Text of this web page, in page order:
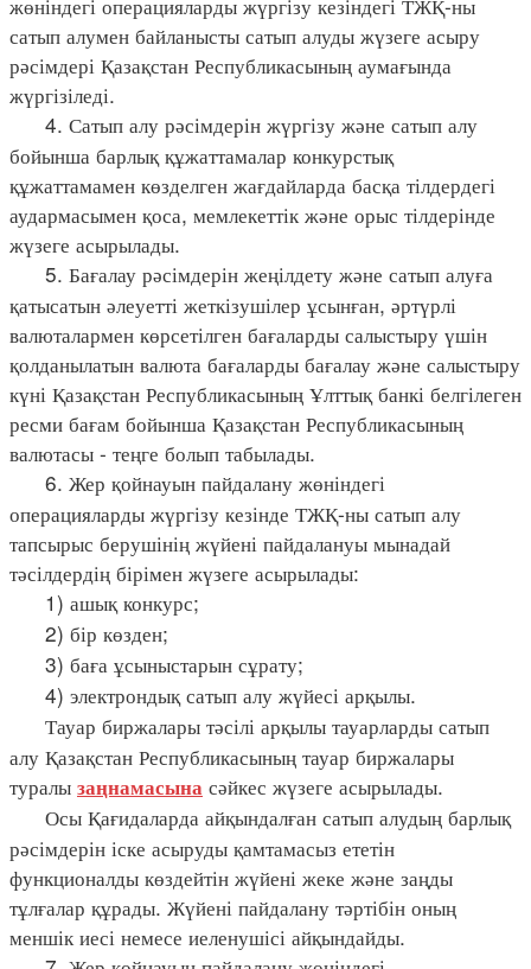
сатып алумен байланысты сатып алуды жүзеге асыру
рәсімдері Қазақстан Республикасының аумағында
жүргізіледі.
4. Сатып алу рәсімдерін жүргізу және сатып алу
бойынша барлық құжаттамалар конкурстық
құжаттамамен көзделген жағдайларда басқа тілдердегі
аудармасымен қоса, мемлекеттік және орыс тілдерінде
жүзеге асырылады.
5. Бағалау рәсімдерін жеңілдету және сатып алуға
қатысатын әлеуетті жеткізушілер ұсынған, әртүрлі
валюталармен көрсетілген бағаларды салыстыру үшін
қолданылатын валюта бағаларды бағалау және салыстыру
күні Қазақстан Республикасының Ұлттық банкі белгілеген
ресми бағам бойынша Қазақстан Республикасының
валютасы - теңге болып табылады.
6. Жер қойнауын пайдалану жөніндегі
операцияларды жүргізу кезінде ТЖҚ-ны сатып алу
тапсырыс берушінің жүйені пайдалануы мынадай
тәсілдердің бірімен жүзеге асырылады:
1) ашық конкурс;
2) бір көзден;
3) баға ұсыныстарын сұрату;
4) электрондық сатып алу жүйесі арқылы.
Тауар биржалары тәсілі арқылы тауарларды сатып
алу Қазақстан Республикасының тауар биржалары
туралы заңнамасына сәйкес жүзеге асырылады.
Осы Қағидаларда айқындалған сатып алудың барлық
рәсімдерін іске асыруды қамтамасыз ететін
функционалды көздейтін жүйені жеке және заңды
тұлғалар құрады. Жүйені пайдалану тәртібін оның
меншік иесі немесе иеленушісі айқындайды.